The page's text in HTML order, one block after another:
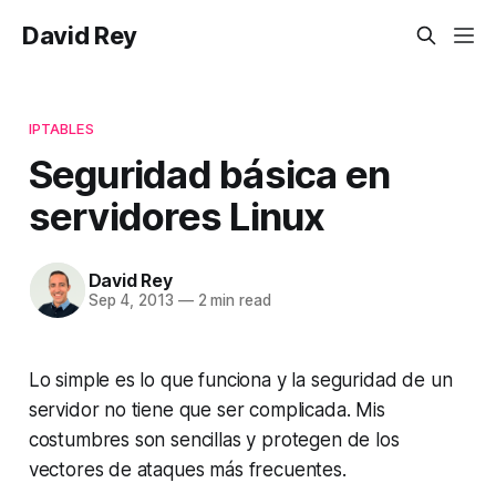
David Rey
IPTABLES
Seguridad básica en
servidores Linux
David Rey
Sep 4, 2013 —2 min read
Lo simple es lo que funciona y la seguridad de un
servidor no tiene que ser complicada. Mis
costumbres son sencillas y protegen de los
vectores de ataques más frecuentes.